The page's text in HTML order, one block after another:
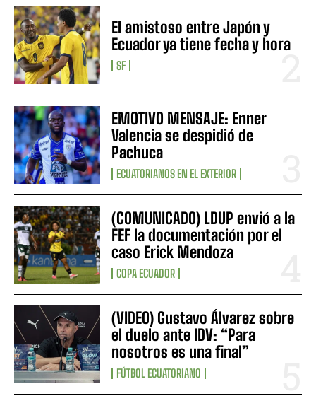
El amistoso entre Japón y
Ecuador ya tiene fecha y hora
SF
EMOTIVO MENSAJE: Enner
Valencia se despidió de
Pachuca
ECUATORIANOS EN EL EXTERIOR
(COMUNICADO) LDUP envió a la
FEF la documentación por el
caso Erick Mendoza
COPA ECUADOR
(VIDEO) Gustavo Álvarez sobre
el duelo ante IDV: “Para
nosotros es una final”
FÚTBOL ECUATORIANO